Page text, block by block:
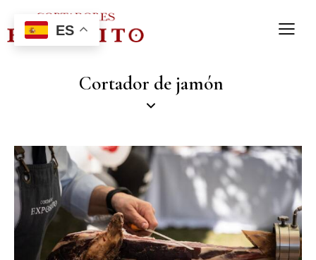
Cortador de jamón
ES